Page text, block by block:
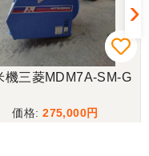
ったです。
機三菱MDM7A-SM-G
275,000